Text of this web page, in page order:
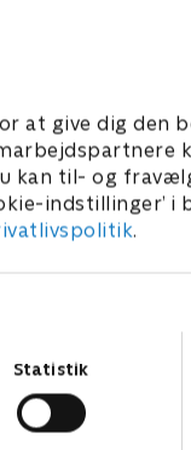
at give dig den
til- og
indstillinger’ i
.
Statistik
Ninth Jedi